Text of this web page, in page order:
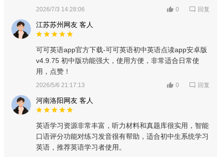
2026/7/3 14:28:06 0 回复
江苏苏州网友 客人
可可英语app官方下载-可可英语初中英语点读app安卓版
v4.9.75 初中版功能强大，使用方便，非常适合日常使
用，点赞！
2026/5/6 21:17:13 0 回复
河南洛阳网友 客人
英语学习资源非常丰富，听力材料和真题库很实用，智能
口语评分功能对练习发音很有帮助，适合初中生系统学习
英语，推荐英语学习者使用。